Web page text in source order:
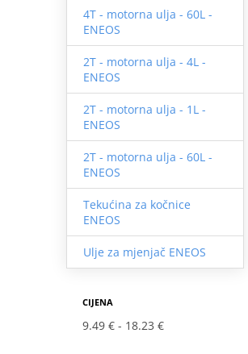
4T - motorna ulja - 60L -
ENEOS
2T - motorna ulja - 4L -
ENEOS
2T - motorna ulja - 1L -
ENEOS
2T - motorna ulja - 60L -
ENEOS
Tekućina za kočnice
ENEOS
Ulje za mjenjač ENEOS
CIJENA
9.49 € 18.23 €